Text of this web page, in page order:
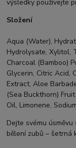
výsledky používejte
Složení
Aqua (Water),
Hydrolysate, Xylitol,
Charcoal (Bamboo)
Glycerin, Citric Acid,
Extract, Aloe
(Sea Buckthorn)
Oil, Limonene,
Dejte svému
bělení zubů – šetrná